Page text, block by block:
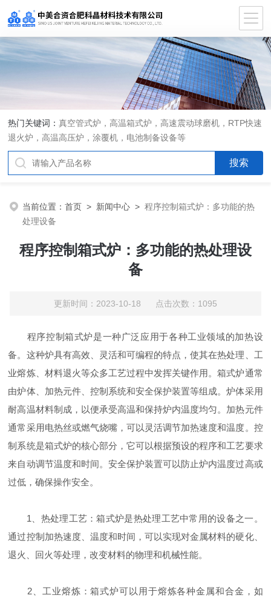
热门关键词：真空管式炉，高温箱式炉，高速震动球磨机，RTP快速
退火炉，高温高压炉，涂覆机，电池制备设备等
当前位置：首页 > 新闻中心 >程序控制箱式炉：多功能的热
处理设备
程序控制箱式炉：多功能的热处理设
备
更新时间：2023-10-18 点击次数：1095
程序控制箱式炉是一种广泛应用于各种工业领域的加热设
备。这种炉具有高效、灵活和可编程的特点，使其在热处理、工
业熔炼、材料退火等众多工艺过程中发挥关键作用。箱式炉通常
由炉体、加热元件、控制系统和安全保护装置等组成。炉体采用
耐高温材料制成，以便承受高温和保持炉内温度均匀。加热元件
通常采用电热丝或燃气烧嘴，可以灵活调节加热速度和温度。控
制系统是箱式炉的核心部分，它可以根据预设的程序和工艺要求
来自动调节温度和时间。安全保护装置可以防止炉内温度过高或
过低，确保操作安全。
1、热处理工艺：箱式炉是热处理工艺中常用的设备之一。
通过控制加热速度、温度和时间，可以实现对金属材料的硬化、
退火、回火等处理，改变材料的物理和机械性能。
2、工业熔炼：箱式炉可以用于熔炼各种金属和合金，如